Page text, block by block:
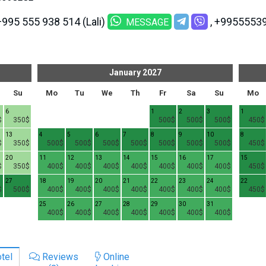
555 938 514 (Lali) MESSAGE
Su
350$
6
350$
13
350$
20
500$
27
January 2027
Mo Tu We Th Fr Sa Su
500$
1
500$
2
500$
3
500$
4
500$
5
500$
6
500$
7
500$
8
500$
9
500$
10
400$
11
400$
12
400$
13
400$
14
400$
15
400$
16
400$
17
400$
18
400$
19
400$
20
400$
21
400$
22
400$
23
400$
24
400$
25
400$
26
400$
27
400$
28
400$
29
400$
30
400$
31
Mo
450$
1
450$
8
450$
15
450$
22
Reviews
Online